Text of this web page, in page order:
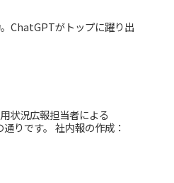
ChatGPTがトップに躍り出
状況広報担当者による
りです。 社内報の作成：